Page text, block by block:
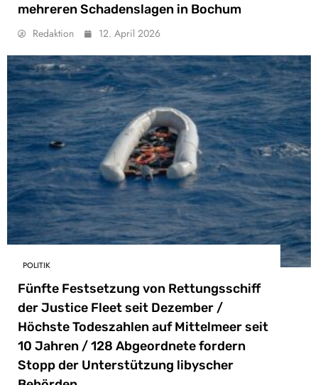
mehreren Schadenslagen in Bochum
Redaktion 12. April 2026
POLITIK
Fünfte Festsetzung von Rettungsschiff
der Justice Fleet seit Dezember /
Höchste Todeszahlen auf Mittelmeer seit
10 Jahren / 128 Abgeordnete fordern
Stopp der Unterstützung libyscher